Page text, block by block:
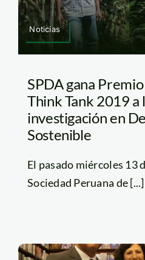
Noticias
SPDA gana
Think Tank 2019 a
investigación en
Sostenible
El pasado miércoles 13
Sociedad Peruana de [...]